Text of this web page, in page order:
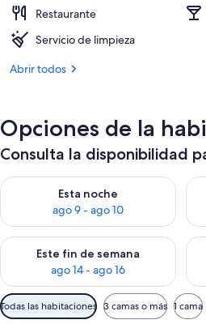
Restaurante
Servicio de limpieza
Abrir todos
Opciones de la
Consulta la disponibilidad
Esta noche
ago 9 - ago 10
Consulta la disponibilidad para
Este fin de semana
ago 14 - ago 16
Consulta la disponibilidad para
Filtros
disponibles
Todas las habitaciones 3 camas o más 1 cama